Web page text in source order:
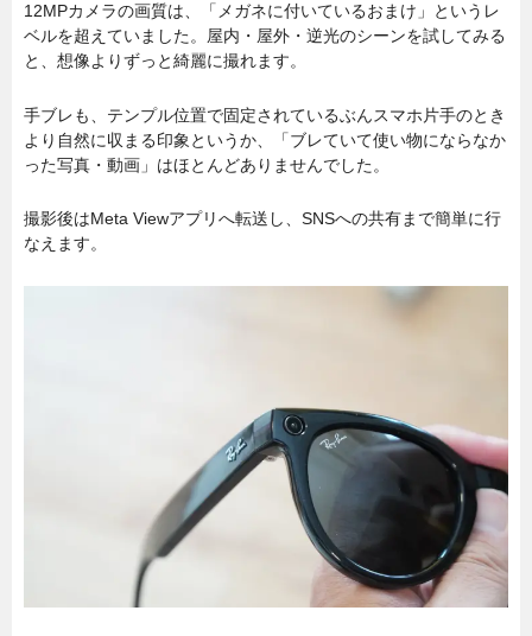
12MPカメラの画質は、「メガネに付いているおまけ」というレ
ベルを超えていました。屋内・屋外・逆光のシーンを試してみる
と、想像よりずっと綺麗に撮れます。
手ブレも、テンプル位置で固定されているぶんスマホ片手のとき
より自然に収まる印象というか、「ブレていて使い物にならなか
った写真・動画」はほとんどありませんでした。
撮影後はMeta Viewアプリへ転送し、SNSへの共有まで簡単に行
なえます。